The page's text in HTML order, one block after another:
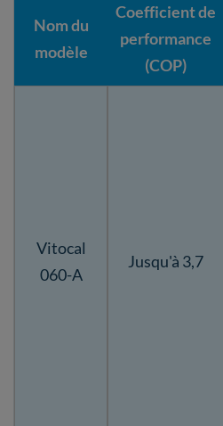
Nom du
modèle
Coefficient de
performance
(COP)
Vitocal
060-A
Jusqu'à 3,7